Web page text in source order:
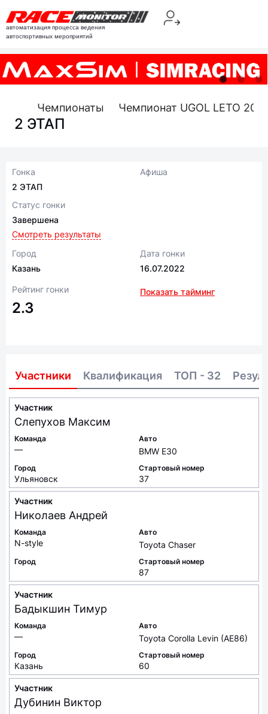
автоматизация процесса ведения
автоспортивных мероприятий
Чемпионаты Чемпионат UGOL LETO
2 ЭТАП
Гонка
2 ЭТАП
Статус гонки
Завершена
Смотреть результаты
Афиша
Город
Казань
Дата гонки
16.07.2022
Рейтинг гонки
2.3
Показать тайминг
Участники Квалификация ТОП - 32
Участник
Слепухов Максим
Команда
—
Авто
BMW E30
Город
Ульяновск
Стартовый номер
37
Участник
Николаев Андрей
Команда
N-style
Авто
Toyota Chaser
Город Стартовый номер
87
Участник
Бадыкшин Тимур
Команда
—
Авто
Toyota Corolla Levin (AE86)
Город
Казань
Стартовый номер
60
Участник
Дубинин Виктор